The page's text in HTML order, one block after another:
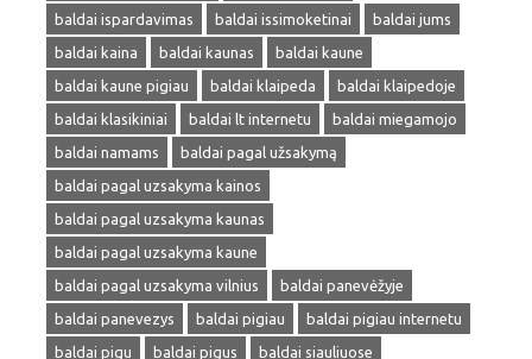
baldai ispardavimas
baldai issimoketinai
baldai jums
baldai kaina
baldai kaunas
baldai kaune
baldai kaune pigiau
baldai klaipeda
baldai klaipedoje
baldai klasikiniai
baldai lt internetu
baldai miegamojo
baldai namams
baldai pagal užsakymą
baldai pagal uzsakyma kainos
baldai pagal uzsakyma kaunas
baldai pagal uzsakyma kaune
baldai pagal uzsakyma vilnius
baldai panevėžyje
baldai panevezys
baldai pigiau
baldai pigiau internetu
baldai pigu
baldai pigus baldai siauliuose